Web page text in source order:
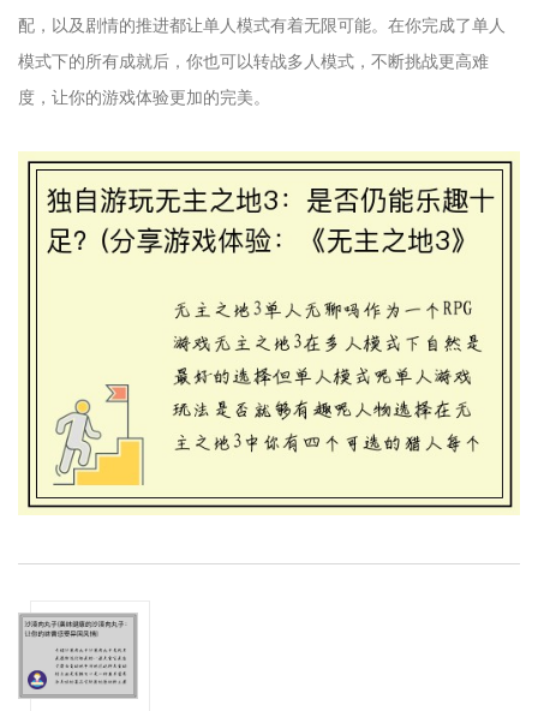
配，以及剧情的推进都让单人模式有着无限可能。在你完成了单人
模式下的所有成就后，你也可以转战多人模式，不断挑战更高难
度，让你的游戏体验更加的完美。